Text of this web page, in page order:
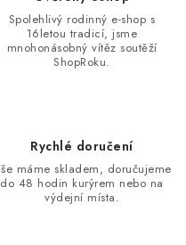
Spolehlivý rodinný e-shop s
16letou tradicí, jsme
mnohonásobný vítěz soutěží
ShopRoku.
Rychlé doručení
máme skladem, doručujeme
do 48 hodin kurýrem nebo na
výdejní místa.